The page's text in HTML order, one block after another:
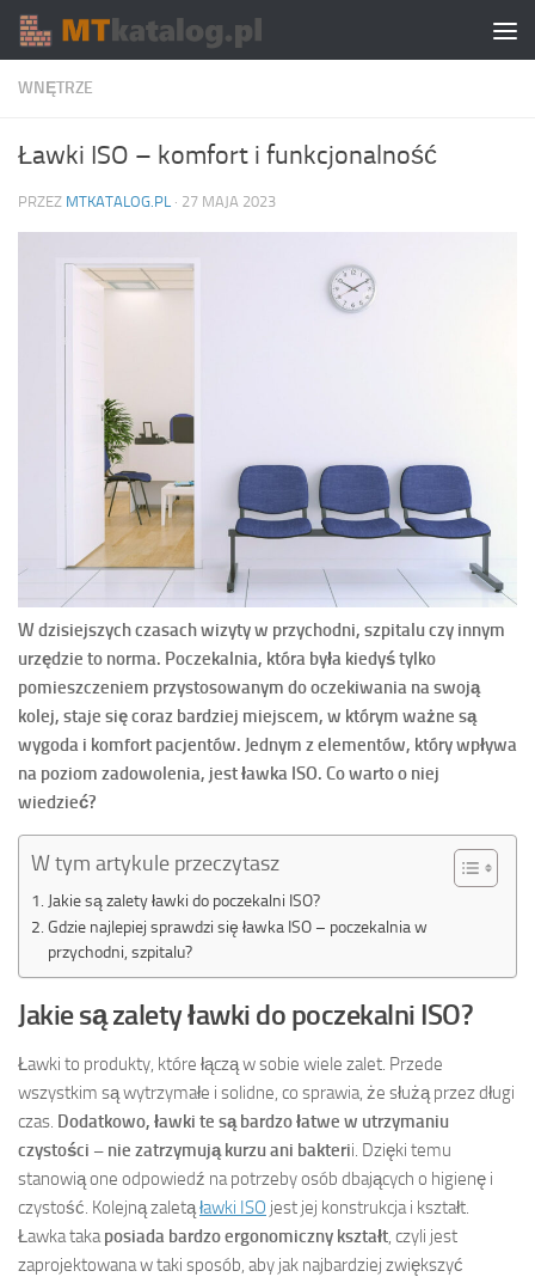
Skip to content
WNĘTRZE
Ławki ISO – komfort i funkcjonalność
PRZEZ MTKATALOG.PL · 27 MAJA 2023
W dzisiejszych czasach wizyty w przychodni, szpitalu czy innym
urzędzie to norma. Poczekalnia, która była kiedyś tylko
pomieszczeniem przystosowanym do oczekiwania na swoją
kolej, staje się coraz bardziej miejscem, w którym ważne są
wygoda i komfort pacjentów. Jednym z elementów, który wpływa
na poziom zadowolenia, jest ławka ISO. Co warto o niej
wiedzieć?
W tym artykule przeczytasz
Jakie są zalety ławki do poczekalni ISO?
Gdzie najlepiej sprawdzi się ławka ISO – poczekalnia w
przychodni, szpitalu?
Jakie są zalety ławki do poczekalni ISO?
Ławki to produkty, które łączą w sobie wiele zalet. Przede
wszystkim są wytrzymałe i solidne, co sprawia, że służą przez długi
czas. Dodatkowo, ławki te są bardzo łatwe w utrzymaniu
czystości – nie zatrzymują kurzu ani bakterii. Dzięki temu
stanowią one odpowiedź na potrzeby osób dbających o higienę i
czystość. Kolejną zaletąławki ISO jest jej konstrukcja i kształt.
Ławka taka posiada bardzo ergonomiczny kształt , czyli jest
zaprojektowana w taki sposób, aby jak najbardziej zwiększyć